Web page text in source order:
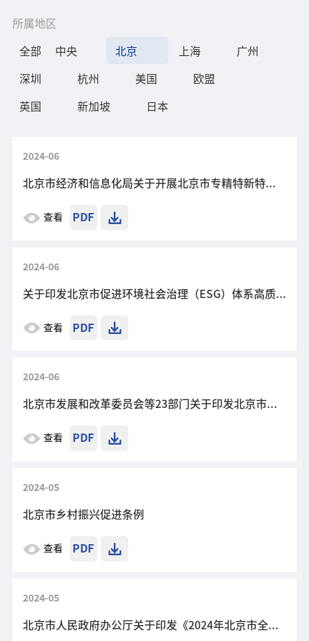
所属地区
全部
中央 北京 上海
广州
深圳
杭州 美国
欧盟
英国
新加坡 日本
2024-06
北京市经济和信息化局关于开展北京市专精特新特色园区（试点）建设工作的通知
查看 PDF
2024-06
关于印发北京市促进环境社会治理（ESG）体系高质量发展实施方案的通知
查看 PDF
2024-06
北京市发展和改革委员会等23部门关于印发北京市基本公共服务实施标准（2023年版）的通知
查看 PDF
2024-05
北京市乡村振兴促进条例
查看 PDF
2024-05
北京市人民政府办公厅关于印发《2024年北京市全面优化营商环境工作要点》的通知